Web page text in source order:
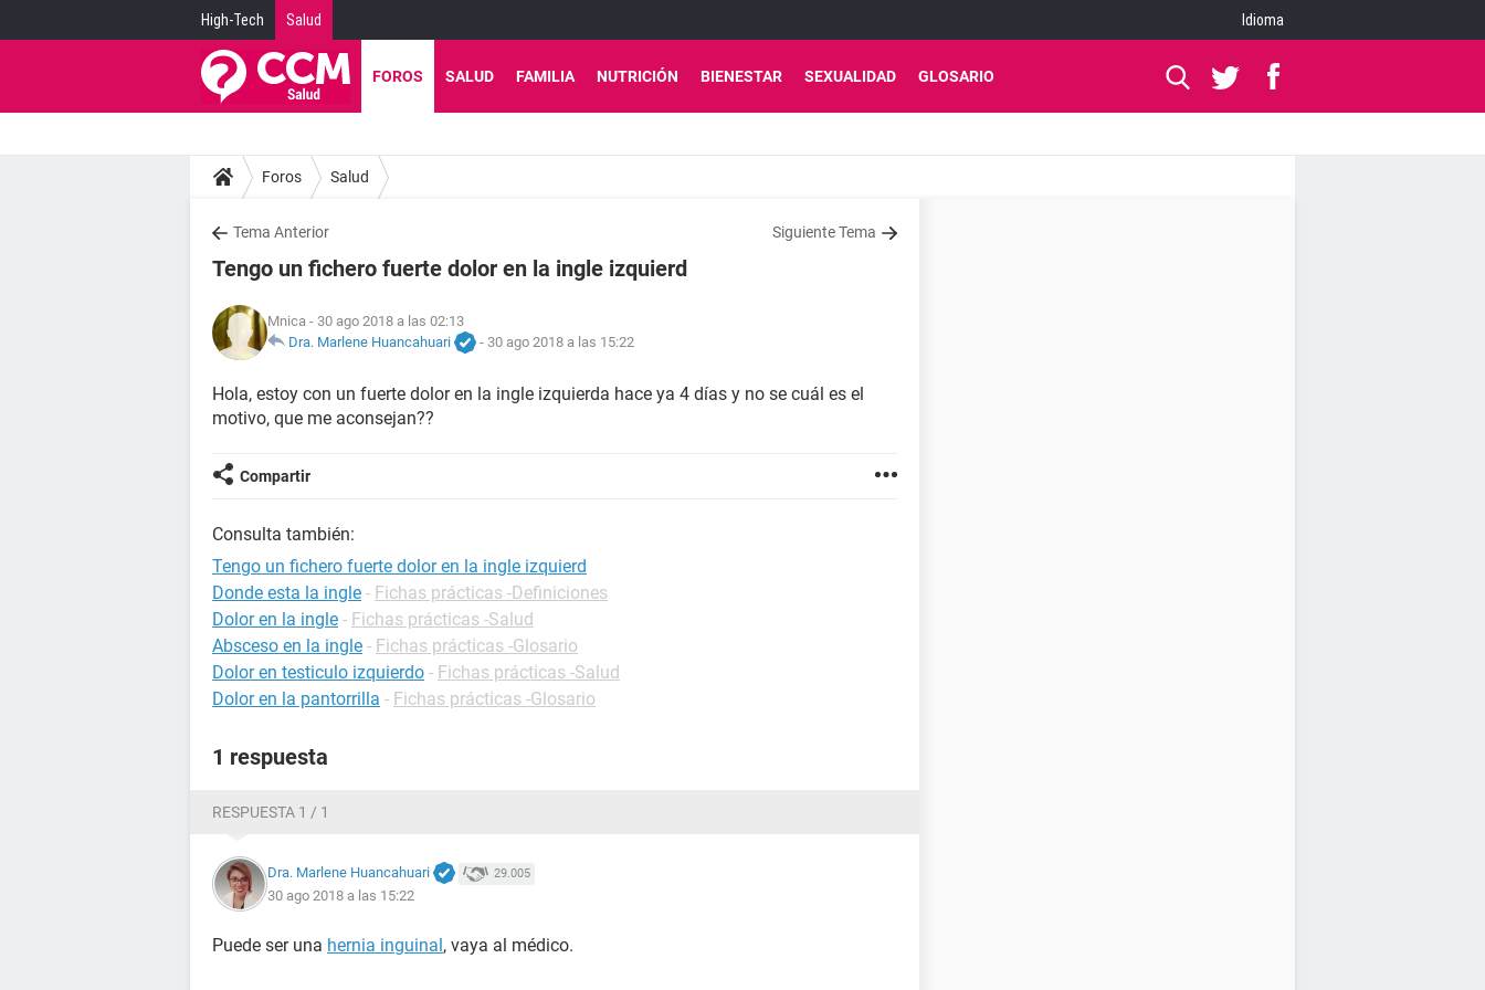
High-Tech Salud Idioma
FOROS SALUD FAMILIA NUTRICIÓN BIENESTAR SEXUALIDAD GLOSARIO
Foros Salud
Tema Anterior Siguiente Tema
Tengo un fichero fuerte dolor en la ingle izquierd
Mnica - 30 ago 2018 a las 02:13
Dra. Marlene Huancahuari
- 30 ago 2018 a las 15:22
Hola, estoy con un fuerte dolor en la ingle izquierda hace ya 4 días y no se cuál es el
motivo, que me aconsejan??
Compartir
Consulta también:
Tengo un fichero fuerte dolor en la ingle izquierd
Donde esta la ingle - Fichas prácticas -Definiciones
Dolor en la ingle - Fichas prácticas -Salud
Absceso en la ingle - Fichas prácticas -Glosario
Dolor en testiculo izquierdo - Fichas prácticas -Salud
Dolor en la pantorrilla - Fichas prácticas -Glosario
1 respuesta
RESPUESTA 1 / 1
Dra. Marlene Huancahuari 29.005
30 ago 2018 a las 15:22
Puede ser una hernia inguinal, vaya al médico.